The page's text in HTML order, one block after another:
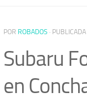
POR ROBADOS · PUBLICADA
Subaru
en